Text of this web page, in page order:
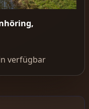
verfügbar